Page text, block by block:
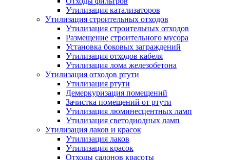
Утилизация катализаторов
Утилизация строительных отходов
Утилизация строительных отходов
Размещение строительного мусора
Установка боковых заграждений
Утилизация отходов кабеля
Утилизация лома железобетона
Утилизация отходов ртути
Утилизация ртути
Демеркуризация помещений
Зачистка помещений от ртути
Утилизация люминесцентных ламп
Утилизация светодиодных ламп
Утилизация лаков и красок
Утилизация лаков
Утилизация красок
Отходы салонов красоты